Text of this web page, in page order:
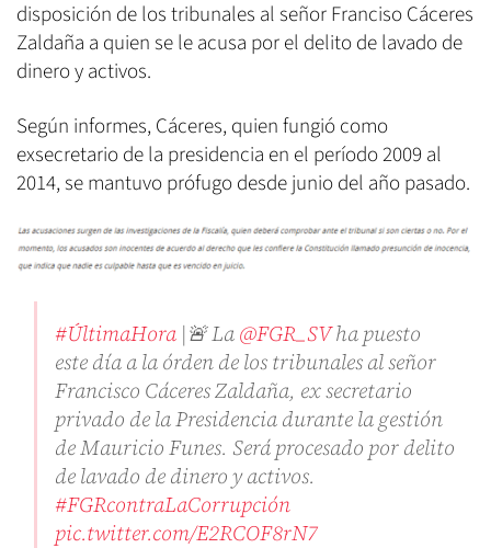
disposición de los tribunales al señor Franciso Cáceres
Zaldaña a quien se le acusa por el delito de lavado de
dinero y activos.
Según informes, Cáceres, quien fungió como
exsecretario de la presidencia en el período 2009 al
2014, se mantuvo prófugo desde junio del año pasado.
#ÚltimaHora |🚨 La@FGR_SVha puesto
este día a la órden de los tribunales al señor
Francisco Cáceres Zaldaña, ex secretario
privado de la Presidencia durante la gestión
de Mauricio Funes. Será procesado por delito
de lavado de dinero y activos.
#FGRcontraLaCorrupción
pic.twitter.com/E2RCOF8rN7